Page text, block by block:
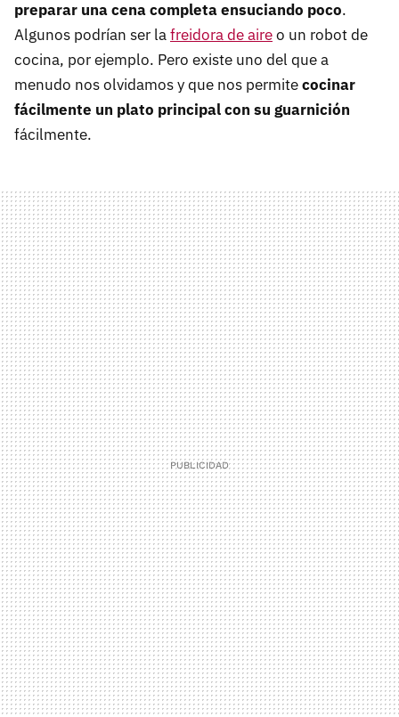
preparar una cena completa ensuciando poco.
Algunos podrían ser lafreidora de aireo un robot de
cocina, por ejemplo. Pero existe uno del que a
menudo nos olvidamos y que nos permitecocinar
fácilmente un plato principal con su guarnición
fácilmente.